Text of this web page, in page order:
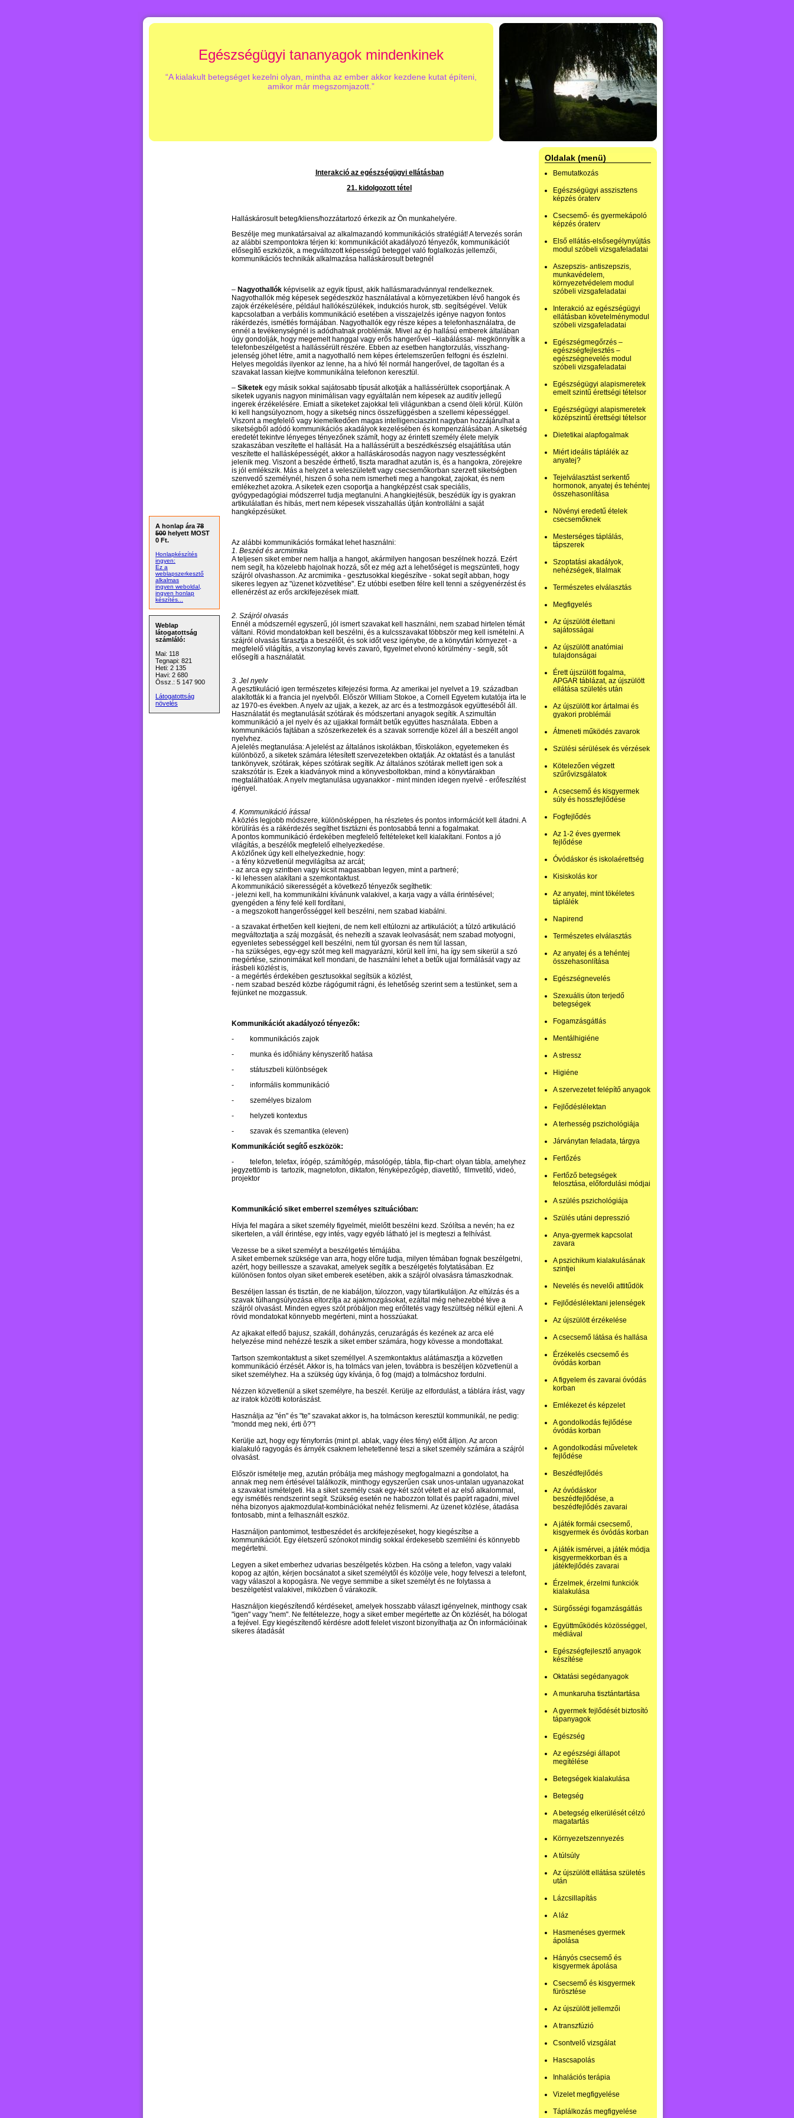
Egészségügyi tananyagok mindenkinek
“A kialakult betegséget kezelni olyan, mintha az ember akkor kezdene kutat építeni,
amikor már megszomjazott.”
Oldalak (menü)
Bemutatkozás
Egészségügyi asszisztens
képzés óraterv
Csecsemő- és gyermekápoló
képzés óraterv
Első ellátás-elsősegélynyújtás
modul szóbeli vizsgafeladatai
Aszepszis- antiszepszis,
munkavédelem,
környezetvédelem modul
szóbeli vizsgafeladatai
Interakció az egészségügyi
ellátásban követelménymodul
szóbeli vizsgafeladatai
Egészségmegőrzés –
egészségfejlesztés –
egészségnevelés modul
szóbeli vizsgafeladatai
Egészségügyi alapismeretek
emelt szintű érettségi tételsor
Egészségügyi alapismeretek
középszintű érettségi tételsor
Dietetikai alapfogalmak
Miért ideális táplálék az
anyatej?
Tejelválasztást serkentő
hormonok, anyatej és tehéntej
összehasonlítása
Növényi eredetű ételek
csecsemőknek
Mesterséges táplálás,
tápszerek
Szoptatási akadályok,
nehézségek, tilalmak
Természetes elválasztás
Megfigyelés
Az újszülött élettani
sajátosságai
Az újszülött anatómiai
tulajdonságai
Érett újszülött fogalma,
APGAR táblázat, az újszülött
ellátása születés után
Az újszülött kor ártalmai és
gyakori problémái
Átmeneti működés zavarok
Szülési sérülések és vérzések
Kötelezően végzett
szűrővizsgálatok
A csecsemő és kisgyermek
súly és hosszfejlődése
Fogfejlődés
Az 1-2 éves gyermek
fejlődése
Óvódáskor és iskolaérettség
Kisiskolás kor
Az anyatej, mint tökéletes
táplálék
Napirend
Természetes elválasztás
Az anyatej és a tehéntej
összehasonlítása
Egészségnevelés
Szexuális úton terjedő
betegségek
Fogamzásgátlás
Mentálhigiéne
A stressz
Higiéne
A szervezetet felépítő anyagok
Fejlődéslélektan
A terhesség pszichológiája
Járványtan feladata, tárgya
Fertőzés
Fertőző betegségek
felosztása, előfordulási módjai
A szülés pszichológiája
Szülés utáni depresszió
Anya-gyermek kapcsolat
zavara
A pszichikum kialakulásának
szintjei
Nevelés és nevelői attitűdök
Fejlődéslélektani jelenségek
Az újszülött érzékelése
A csecsemő látása és hallása
Érzékelés csecsemő és
óvódás korban
A figyelem és zavarai óvódás
korban
Emlékezet és képzelet
A gondolkodás fejlődése
óvódás korban
A gondolkodási műveletek
fejlődése
Beszédfejlődés
Az óvódáskor
beszédfejlődése, a
beszédfejlődés zavarai
A játék formái csecsemő,
kisgyermek és óvódás korban
A játék ismérvei, a játék módja
kisgyermekkorban és a
játékfejlődés zavarai
Érzelmek, érzelmi funkciók
kialakulása
Sürgősségi fogamzásgátlás
Együttműködés közösséggel,
médiával
Egészségfejlesztő anyagok
készítése
Oktatási segédanyagok
A munkaruha tisztántartása
A gyermek fejlődését biztosító
tápanyagok
Egészség
Az egészségi állapot
megítélése
Betegségek kialakulása
Betegség
A betegség elkerülését célzó
magatartás
Környezetszennyezés
A túlsúly
Az újszülött ellátása születés
után
Lázcsillapítás
A láz
Hasmenéses gyermek
ápolása
Hányós csecsemő és
kisgyermek ápolása
Csecsemő és kisgyermek
fürösztése
Az újszülött jellemzői
A transzfúzió
Csontvelő vizsgálat
Hascsapolás
Inhalációs terápia
Vizelet megfigyelése
Táplálkozás megfigyelése
Interakció az egészségügyi ellátásban
21. kidolgozott tétel
Halláskárosult beteg/kliens/hozzátartozó érkezik az Ön munkahelyére.
Beszélje meg munkatársaival az alkalmazandó kommunikációs stratégiát! A tervezés során
az alábbi szempontokra térjen ki: kommunikációt akadályozó tényezők, kommunikációt
el ősegítő eszközök, a megváltozott képességű beteggel való foglalkozás jellemzői,
kommunikációs technikák alkalmazása halláskárosult betegnél
– Nagyothallók képviselik az egyik típust, akik hallásmaradvánnyal rendelkeznek.
Nagyothallók még képesek segédeszköz használatával a környezetükben lévő hangok és
zajok érzékelésére, például hallókészülékek, indukciós hurok, stb. segítségével. Velük
kapcsolatban a verbális kommunikáció esetében a visszajelzés igénye nagyon fontos
rákérdezés, ismétlés formájában. Nagyothallók egy része képes a telefonhasználatra, de
ennél a tevékenységnél is adódhatnak problémák. Mivel az ép hallású emberek általában
úgy gondolják, hogy megemelt hanggal vagy erős hangerővel –kiabálással- megkönnyítik a
telefonbeszélgetést a hallássérült részére. Ebben az esetben hangtorzulás, visszhang-
jelenség jöhet létre, amit a nagyothalló nem képes értelemszerűen felfogni és észlelni.
Helyes megoldás ilyenkor az lenne, ha a hívó fél normál hangerővel, de tagoltan és a
szavakat lassan kiejtve kommunikálna telefonon keresztül.
– Siketek egy másik sokkal sajátosabb típusát alkotják a hallássérültek csoportjának. A
siketek ugyanis nagyon minimálisan vagy egyáltalán nem képesek az auditív jellegű
ingerek érzékelésére. Emiatt a siketeket zajokkal teli világunkban a csend öleli körül. Külön
ki kell hangsúlyoznom, hogy a siketség nincs összefüggésben a szellemi képességgel.
Viszont a megfelelő vagy kiemelkedően magas intelligenciaszint nagyban hozzájárulhat a
siketségből adódó kommunikációs akadályok kezelésében és kompenzálásában. A siketség
eredetét tekintve lényeges tényezőnek számít, hogy az érintett személy élete melyik
szakaszában veszítette el hallását. Ha a hallássérült a beszédkészség elsajátítása után
veszítette el hallásképességét, akkor a halláskárosodás nagyon nagy vesztességként
jelenik meg. Viszont a beszéde érthető, tiszta maradhat azután is, és a hangokra, zörejekre
is jól emlékszik. Más a helyzet a veleszületett vagy csecsemőkorban szerzett siketségben
szenvedő személynél, hiszen ő soha nem ismerheti meg a hangokat, zajokat, és nem
emlékezhet azokra. A siketek ezen csoportja a hangképzést csak speciális,
gyógypedagógiai módszerrel tudja megtanulni. A hangkiejtésük, beszédük így is gyakran
artikulálatlan és hibás, mert nem képesek visszahallás útján kontrollálni a saját
hangképzésüket.
Az alábbi kommunikációs formákat lehet használni:
1. Beszéd és arcmimika
A teljesen siket ember nem hallja a hangot, akármilyen hangosan beszélnek hozzá. Ezért
nem segít, ha közelebb hajolnak hozzá, sőt ez még azt a lehetőséget is megszünteti, hogy
szájról olvashasson. Az arcmimika - gesztusokkal kiegészítve - sokat segít abban, hogy
sikeres legyen az "üzenet közvetítése". Ez utóbbi esetben félre kell tenni a szégyenérzést és
ellenérzést az erős arckifejezések miatt.
2. Szájról olvasás
Ennél a módszernél egyszerű, jól ismert szavakat kell használni, nem szabad hirtelen témát
váltani. Rövid mondatokban kell beszélni, és a kulcsszavakat többször meg kell ismételni. A
szájról olvasás fárasztja a beszélőt, és sok időt vesz igénybe, de a könyvtári környezet - a
megfelelő világítás, a viszonylag kevés zavaró, figyelmet elvonó körülmény - segíti, sőt
elősegíti a használatát.
3. Jel nyelv
A gesztikuláció igen természetes kifejezési forma. Az amerikai jel nyelvet a 19. században
alakították ki a francia jel nyelvből. Először William Stokoe, a Cornell Egyetem kutatója írta le
az 1970-es években. A nyelv az ujjak, a kezek, az arc és a testmozgások együtteséből áll.
Használatát és megtanulását szótárak és módszertani anyagok segítik. A szimultán
kommunikáció a jel nyelv és az ujjakkal formált betűk együttes használata. Ebben a
kommunikációs fajtában a szószerkezetek és a szavak sorrendje közel áll a beszélt angol
nyelvhez.
A jelelés megtanulása: A jelelést az általános iskolákban, főiskolákon, egyetemeken és
különböző, a siketek számára létesített szervezetekben oktatják. Az oktatást és a tanulást
tankönyvek, szótárak, képes szótárak segítik. Az általános szótárak mellett igen sok a
szakszótár is. Ezek a kiadványok mind a könyvesboltokban, mind a könyvtárakban
megtalálhatóak. A nyelv megtanulása ugyanakkor - mint minden idegen nyelvé - erőfeszítést
igényel.
4. Kommunikáció írással
A közlés legjobb módszere, különösképpen, ha részletes és pontos információt kell átadni. A
körülírás és a rákérdezés segíthet tisztázni és pontosabbá tenni a fogalmakat.
A pontos kommunikáció érdekében megfelelő feltételeket kell kialakítani. Fontos a jó
világítás, a beszélők megfelelő elhelyezkedése.
A közlőnek úgy kell elhelyezkednie, hogy:
- a fény közvetlenül megvilágítsa az arcát;
- az arca egy szintben vagy kicsit magasabban legyen, mint a partneré;
- ki lehessen alakítani a szemkontaktust.
A kommunikáció sikerességét a következő tényezők segíthetik:
- jelezni kell, ha kommunikálni kívánunk valakivel, a karja vagy a válla érintésével;
gyengéden a fény felé kell fordítani,
- a megszokott hangerősséggel kell beszélni, nem szabad kiabálni.
- a szavakat érthetően kell kiejteni, de nem kell eltúlozni az artikulációt; a túlzó artikuláció
megváltoztatja a száj mozgását, és nehezíti a szavak leolvasását; nem szabad motyogni,
egyenletes sebességgel kell beszélni, nem túl gyorsan és nem túl lassan,
- ha szükséges, egy-egy szót meg kell magyarázni, körül kell írni, ha így sem sikerül a szó
megértése, szinonimákat kell mondani, de használni lehet a betűk ujjal formálását vagy az
írásbeli közlést is,
- a megértés érdekében gesztusokkal segítsük a közlést,
- nem szabad beszéd közbe rágógumit rágni, és lehetőség szerint sem a testünket, sem a
fejünket ne mozgassuk.
Kommunikációt akadályozó tényezők:
-
kommunikációs zajok
-
munka és időhiány kényszerítő hatása
-
státuszbeli különbségek
-
informális kommunikáció
-
személyes bizalom
-
helyzeti kontextus
-
szavak és szemantika (eleven)
Kommunikációt segítő eszközök:
-
telefon, telefax, írógép, számítógép, másológép, tábla, flip-chart: olyan tábla, amelyhez
jegyzettömb is tartozik, magnetofon, diktafon, fényképezőgép, diavetítő, filmvetítő, videó,
projektor
Kommunikáció siket emberrel személyes szituációban:
Hívja fel magára a siket személy figyelmét, mielőtt beszélni kezd. Szólítsa a nevén; ha ez
sikertelen, a váll érintése, egy intés, vagy egyéb látható jel is megteszi a felhívást.
Vezesse be a siket személyt a beszélgetés témájába.
A siket embernek szüksége van arra, hogy előre tudja, milyen témában fognak beszélgetni,
azért, hogy beillessze a szavakat, amelyek segítik a beszélgetés folytatásában. Ez
különösen fontos olyan siket emberek esetében, akik a szájról olvasásra támaszkodnak.
Beszéljen lassan és tisztán, de ne kiabáljon, túlozzon, vagy túlartikuláljon. Az eltúlzás és a
szavak túlhangsúlyozása eltorzítja az ajakmozgásokat, ezáltal még nehezebbé téve a
szájról olvasást. Minden egyes szót próbáljon meg erőltetés vagy feszültség nélkül ejteni. A
rövid mondatokat könnyebb megérteni, mint a hosszúakat.
Az ajkakat elfedő bajusz, szakáll, dohányzás, ceruzarágás és kezének az arca elé
helyezése mind nehézzé teszik a siket ember számára, hogy kövesse a mondottakat.
Tartson szemkontaktust a siket személlyel. A szemkontaktus alátámasztja a közvetlen
kommunikáció érzését. Akkor is, ha tolmács van jelen, továbbra is beszéljen közvetlenül a
siket személyhez. Ha a szükség úgy kívánja, ô fog (majd) a tolmácshoz fordulni.
Nézzen közvetlenül a siket személyre, ha beszél. Kerülje az elfordulást, a táblára írást, vagy
az iratok közötti kotorászást.
Használja az "én" és "te" szavakat akkor is, ha tolmácson keresztül kommunikál, ne pedig:
"mondd meg neki, érti ô?"!
Kerülje azt, hogy egy fényforrás (mint pl. ablak, vagy éles fény) előtt álljon. Az arcon
kialakuló ragyogás és árnyék csaknem lehetetlenné teszi a siket személy számára a szájról
olvasást.
Először ismételje meg, azután próbálja meg máshogy megfogalmazni a gondolatot, ha
annak meg nem értésével találkozik, minthogy egyszerűen csak unos-untalan ugyanazokat
a szavakat ismételgeti. Ha a siket személy csak egy-két szót vétett el az első alkalommal,
egy ismétlés rendszerint segít. Szükség esetén ne habozzon tollat és papírt ragadni, mivel
néha bizonyos ajakmozdulat-kombinációkat nehéz felismerni. Az üzenet közlése, átadása
fontosabb, mint a felhasznált eszköz.
Használjon pantomimot, testbeszédet és arckifejezéseket, hogy kiegészítse a
kommunikációt. Egy életszerű szónokot mindig sokkal érdekesebb szemlélni és könnyebb
megértetni.
Legyen a siket emberhez udvarias beszélgetés közben. Ha csöng a telefon, vagy valaki
kopog az ajtón, kérjen bocsánatot a siket személytől és közölje vele, hogy felveszi a telefont,
vagy válaszol a kopogásra. Ne vegye semmibe a siket személyt és ne folytassa a
beszélgetést valakivel, miközben ő várakozik.
Használjon kiegészítendő kérdéseket, amelyek hosszabb választ igényelnek, minthogy csak
"igen" vagy "nem". Ne feltételezze, hogy a siket ember megértette az Ön közlését, ha bólogat
a fejével. Egy kiegészítendő kérdésre adott felelet viszont bizonyíthatja az Ön információinak
sikeres átadását
A honlap ára 78
500 helyett MOST
0 Ft.
Honlapkészítés
ingyen:
Ez a
weblapszerkesztő
alkalmas
ingyen weboldal,
ingyen honlap
készítés...
Weblap
látogatottság
számláló:
Mai: 118
Tegnapi: 821
Heti: 2 135
Havi: 2 680
Össz.: 5 147 900
Látogatottság
növelés